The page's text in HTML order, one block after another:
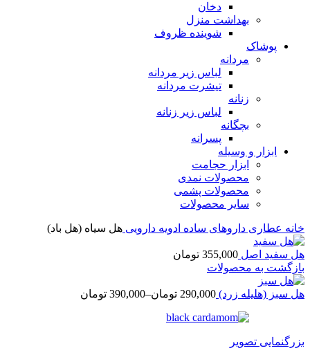
دخان
بهداشت منزل
شوینده ظروف
پوشاک
مردانه
لباس زیر مردانه
تیشرت مردانه
زنانه
لباس زیر زنانه
بچگانه
پسرانه
ابزار و وسیله
ابزار حجامت
محصولات نمدی
محصولات پشمی
سایر محصولات
خانه عطاری داروهای ساده ادویه دارویی هل سیاه (هل باد)
هل سفید اصل 355,000 تومان
بازگشت به محصولات
هل سبز (هلیله زرد) 290,000 تومان–
390,000 تومان
بزرگنمایی تصویر